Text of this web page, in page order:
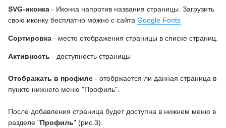
SVG-иконка - Иконка напротив названия страницы. Загрузить
свою иконку бесплатно можно с сайта Google Fonts
Сортировка - место отображения страницы в списке страниц.
Активность - доступность страницы
Отображать в профиле - отобржается ли данная страница в
пункте нижнего меню "Профиль".
После добавления страница будет доступна в нижнем меню в
разделе "Профиль" (рис.3).